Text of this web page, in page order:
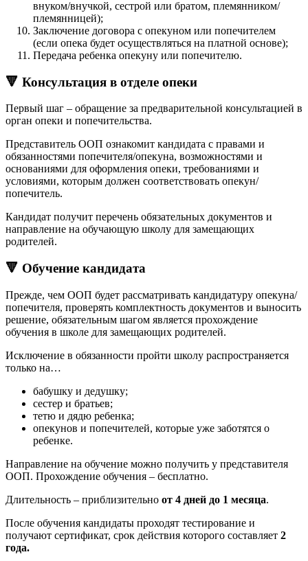
внуком/внучкой, сестрой или братом, племянником/
племянницей);
Заключение договора с опекуном или попечителем
(если опека будет осуществляться на платной основе);
Передача ребенка опекуну или попечителю.
🔻 Консультация в отделе опеки
Первый шаг – обращение за предварительной консультацией в
орган опеки и попечительства.
Представитель ООП ознакомит кандидата с правами и
обязанностями попечителя/опекуна, возможностями и
основаниями для оформления опеки, требованиями и
условиями, которым должен соответствовать опекун/
попечитель.
Кандидат получит перечень обязательных документов и
направление на обучающую школу для замещающих
родителей.
🔻 Обучение кандидата
Прежде, чем ООП будет рассматривать кандидатуру опекуна/
попечителя, проверять комплектность документов и выносить
решение, обязательным шагом является прохождение
обучения в школе для замещающих родителей.
Исключение в обязанности пройти школу распространяется
только на…
бабушку и дедушку;
сестер и братьев;
тетю и дядю ребенка;
опекунов и попечителей, которые уже заботятся о
ребенке.
Направление на обучение можно получить у представителя
ООП. Прохождение обучения – бесплатно.
Длительность – приблизительно от 4 дней до 1 месяца.
После обучения кандидаты проходят тестирование и
получают сертификат, срок действия которого составляет 2
года.